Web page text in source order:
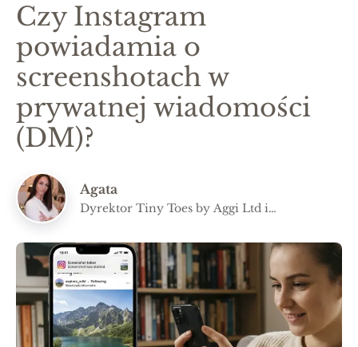
Czy Instagram
powiadamia o
screenshotach w
prywatnej wiadomości
(DM)?
Agata
Dyrektor Tiny Toes by Aggi Ltd i